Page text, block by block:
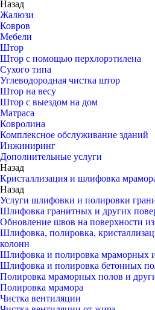
Назад
Жалюзи
Ковров
Мебели
Штор
Штор с помощью перхлорэтилена
Сухого типа
Углеводородная чистка штор
Штор на весу
Штор с выездом на дом
Матраса
Ковролина
Комплексное обслуживание зданий
Инжиниринг
Дополнительные услуги
Назад
Кристаллизация и шлифовка
Назад
Услуги шлифовки и полировки
Шлифовка гранитных и других
Обновление швов на поверхности
Шлифовка, полировка,
колонн
Шлифовка и полировка мраморных
Шлифовка и полировка бетонных
Полировка мраморных полов и
Полировка мрамора
Чистка вентиляции